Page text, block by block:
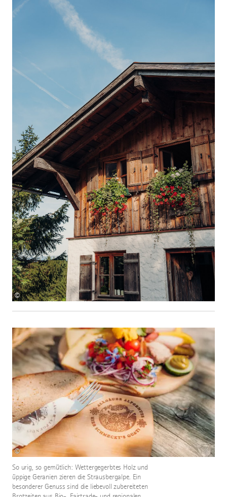
©
©
So urig, so gemütlich: Wettergegerbtes Holz und
üppige Geranien zieren die Strausbergalpe. Ein
besonderer Genuss sind die liebevoll zubereiteten